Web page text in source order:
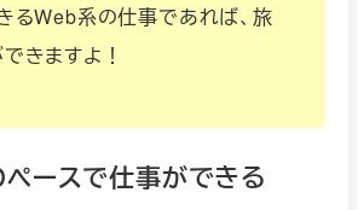
るWeb系の仕事であれば、旅
きますよ！
ースで仕事ができる